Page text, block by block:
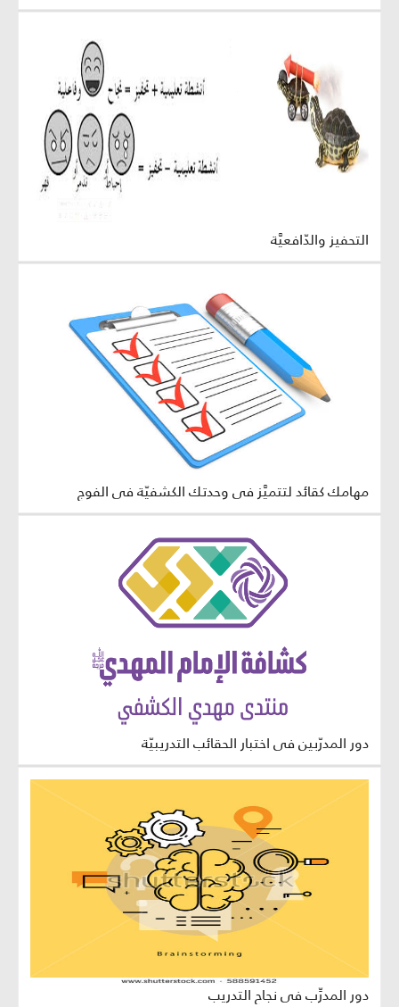
التحفيز والدّافعيَّة
مهامك كقائد لتتميَّز في وحدتك الكشفيّة في الفوج
دور المدرّبين في اختبار الحقائب التدريبيّة
دور المدرِّب في نجاح التدريب